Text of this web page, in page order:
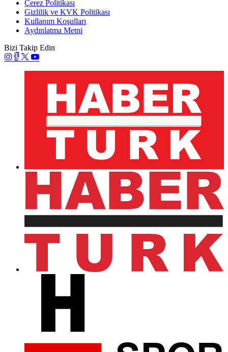
Çerez Politikası
Gizlilik ve KVK Politikası
Kullanım Koşulları
Aydınlatma Metni
Bizi Takip Edin